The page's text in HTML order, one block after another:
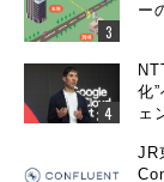
ー
化
ェ
JR